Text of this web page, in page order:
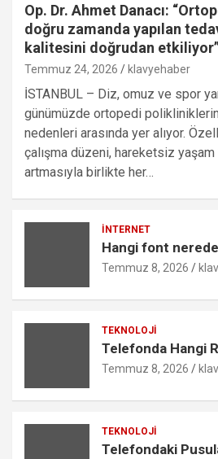
Op. Dr. Ahmet Danacı:
doğru zamanda yapılan
kalitesini doğrudan
Temmuz 24, 2026 klavyehaber
İSTANBUL – Diz, omuz ve spor
günümüzde ortopedi
nedenleri arasında yer alıyor.
çalışma düzeni, hareketsiz
artmasıyla birlikte her…
İNTERNET
Hangi font nerede
Temmuz 8, 2026
TEKNOLOJI
Telefonda Hangi
Temmuz 8, 2026
TEKNOLOJI
Telefondaki